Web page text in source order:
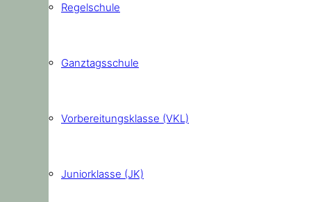
Regelschule
Ganztagsschule
Vorbereitungsklasse (VKL)
Juniorklasse (JK)